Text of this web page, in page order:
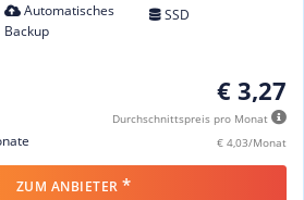
Automatisches
Backup
SSD
€ 3,27
Durchschnittspreis pro Monat
€ 4,03/Monat
ZUM ANBIETER *